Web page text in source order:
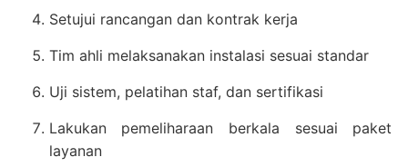
Setujui rancangan dan kontrak kerja
Tim ahli melaksanakan instalasi sesuai standar
Uji sistem, pelatihan staf, dan sertifikasi
Lakukan pemeliharaan berkala sesuai paket
layanan